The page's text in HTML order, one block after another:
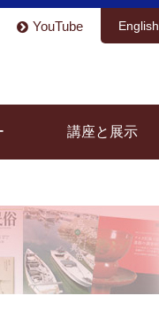
English
YouTube
講座と展示